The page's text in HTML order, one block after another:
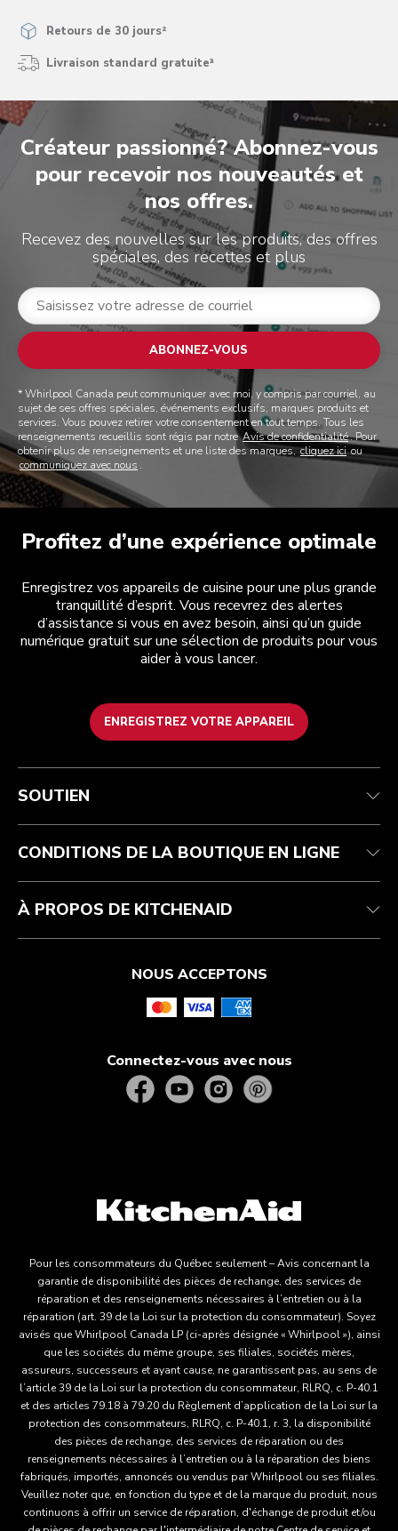
Retours de 30 jours²
Livraison standard gratuite³
Créateur passionné? Abonnez-vous
pour recevoir nos nouveautés et
nos offres.
Recevez des nouvelles sur les produits, des offres
spéciales, des recettes et plus
ABONNEZ-VOUS
* Whirlpool Canada peut communiquer avec moi, y compris par courriel, au
sujet de ses offres spéciales, événements exclusifs, marques produits et
services. Vous pouvez retirer votre consentement en tout temps. Tous les
renseignements recueillis sont régis par notreAvis de confidentialité. Pour
obtenir plus de renseignements et une liste des marques,cliquez iciou
communiquez avec nous .
Profitez d’une expérience optimale
Enregistrez vos appareils de cuisine pour une plus grande
tranquillité d’esprit. Vous recevrez des alertes
d’assistance si vous en avez besoin, ainsi qu’un guide
numérique gratuit sur une sélection de produits pour vous
aider à vous lancer.
ENREGISTREZ VOTRE APPAREIL
Service après-vente
Contactez-nous
Réparation autorisée
Résidents du Québec
Conditions d’utilisation
Retours et remboursements
Aide relative au produit
La marque
Affiliation
SOUTIEN
CONDITIONS DE LA BOUTIQUE EN LIGNE
À PROPOS DE KITCHENAID
NOUS ACCEPTONS
Connectez-vous avec nous
Pour les consommateurs du Québec seulement – Avis concernant la
garantie de disponibilité des pièces de rechange, des services de
réparation et des renseignements nécessaires à l’entretien ou à la
réparation (art. 39 de la Loi sur la protection du consommateur). Soyez
avisés que Whirlpool Canada LP (ci-après désignée « Whirlpool »), ainsi
que les sociétés du même groupe, ses filiales, sociétés mères,
assureurs, successeurs et ayant cause, ne garantissent pas, au sens de
l’article 39 de la Loi sur la protection du consommateur, RLRQ, c. P-40.1
et des articles 79.18 à 79.20 du Règlement d’application de la Loi sur la
protection des consommateurs, RLRQ, c. P-40.1, r. 3, la disponibilité
des pièces de rechange, des services de réparation ou des
renseignements nécessaires à l’entretien ou à la réparation des biens
fabriqués, importés, annoncés ou vendus par Whirlpool ou ses filiales.
Veuillez noter que, en fonction du type et de la marque du produit, nous
continuons à offrir un service de réparation, d'échange de produit et/ou